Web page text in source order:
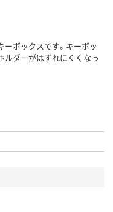
ーボックスです。キーボッ
ルダーがはずれにくくなっ